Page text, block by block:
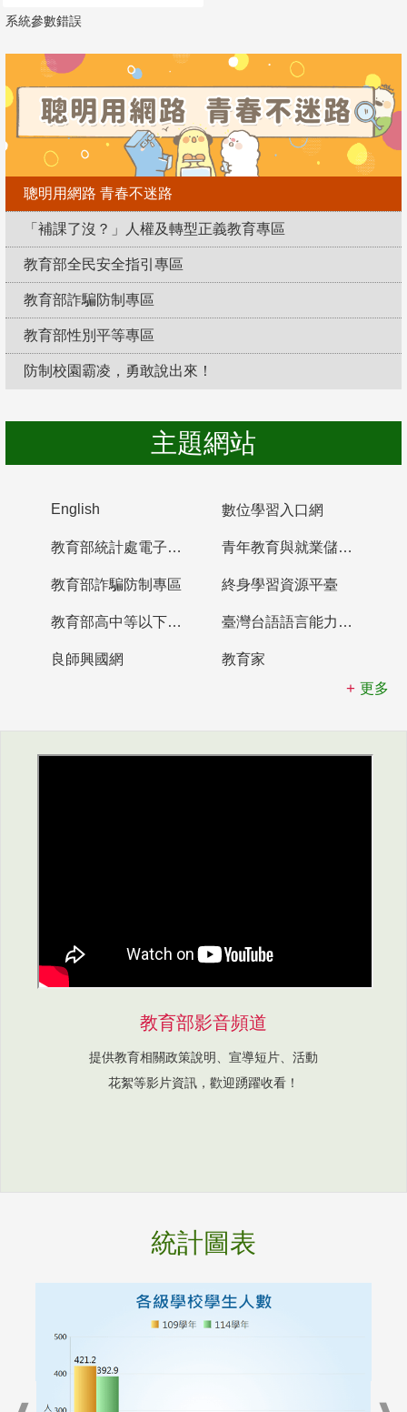
系統參數錯誤
聰明用網路 青春不迷路
「補課了沒？」人權及轉型正義教育專區
教育部全民安全指引專區
教育部詐騙防制專區
教育部性別平等專區
防制校園霸凌，勇敢說出來！
主題網站
English 數位學習入口網
教育部統計處電子書櫃 青年教育與就業儲蓄帳戶
教育部詐騙防制專區 終身學習資源平臺
教育部高中等以下學校及幼兒園教師資格檢定考試 臺灣台語語言能力認證網站
良師興國網
教育家
更多
教育部影音頻道
提供教育相關政策說明、宣導短片、活動
花絮等影片資訊，歡迎踴躍收看！
統計圖表